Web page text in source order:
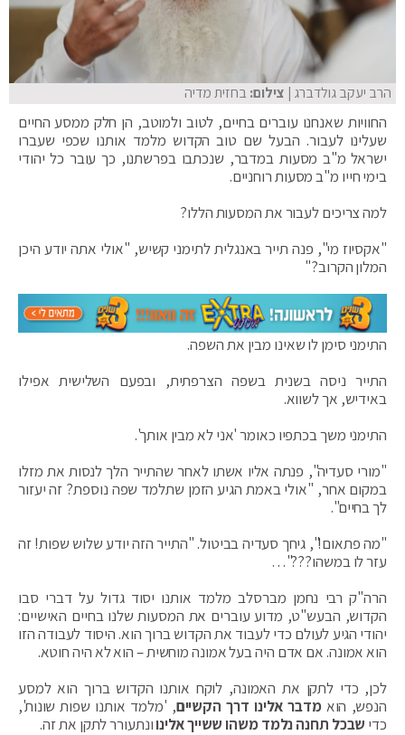
הרב יעקב גולדברג | צילום: בחזית מדיה
החוויות שאנחנו עוברים בחיים, לטוב ולמוטב, הן חלק ממסע החיים
שעלינו לעבור. הבעל שם טוב הקדוש מלמד אותנו שכפי שעברו
ישראל מ"ב מסעות במדבר, שנכתבו בפרשתנו, כך עובר כל יהודי
בימי חייו מ"ב מסעות רוחניים.
למה צריכים לעבור את המסעות הללו?
"אקסיוז מי", פנה תייר באנגלית לתימני קשיש, "אולי אתה יודע היכן
המלון הקרוב?"
התימני סימן לו שאינו מבין את השפה.
התייר ניסה בשנית בשפה הצרפתית, ובפעם השלישית אפילו
באידיש, אך לשווא.
התימני משך בכתפיו כאומר 'אני לא מבין אותך'.
"מורי סעדיה", פנתה אליו אשתו לאחר שהתייר הלך לנסות את מזלו
במקום אחר, "אולי באמת הגיע הזמן שתלמד שפה נוספת? זה יעזור
לך בחיים".
"מה פתאום!", גיחך סעדיה בביטול. "התייר הזה יודע שלוש שפות! זה
עזר לו במשהו???"…
הרה"ק רבי נחמן מברסלב מלמד אותנו יסוד גדול על דברי סבו
הקדוש, הבעש"ט, מדוע עוברים את המסעות שלנו בחיים האישיים:
יהודי הגיע לעולם כדי לעבוד את הקדוש ברוך הוא. היסוד לעבודה הזו
הוא אמונה. אם אדם היה בעל אמונה מוחשית – הוא לא היה חוטא.
לכן, כדי לתקן את האמונה, לוקח אותנו הקדוש ברוך הוא למסע
הנפש, הואמדבר אלינו דרך הקשיים, 'מלמד אותנו שפות שונות',
כדי שבכל תחנה נלמד משהו ששייך אלינוונתעורר לתקן את זה.